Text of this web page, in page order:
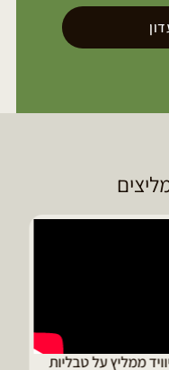
ממליץ על טבליות